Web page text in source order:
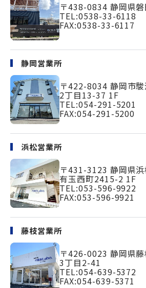
〒438-0834 静岡県
TEL:0538-33-6118
FAX:0538-33-6117
静岡営業所
〒422-8034 静岡市
2丁目13-37 1F
TEL:054-291-5201
FAX:054-291-5200
浜松営業所
〒431-3123 静岡県
有玉西町2415-2 1F
TEL:053-596-9922
FAX:053-596-9921
藤枝営業所
〒426-0023 静岡県
3丁目2-41
TEL:054-639-5372
FAX:054-639-5371